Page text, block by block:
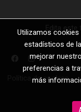
Edita
Política de cookies
Utilizamos
estadísticos de
mejorar
preferencias a
más